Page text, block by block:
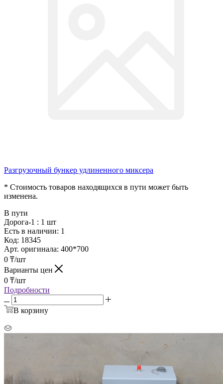
Разгрузочный бункер удлиненного миксера
* Стоимость товаров находящихся в пути может быть
изменена.
В пути
Дорога-1 : 1 шт
Есть в наличии: 1
Код: 18345
Арт. оригинала: 400*700
0 ₸/шт
Варианты цен
0 ₸/шт
Подробности
В корзину